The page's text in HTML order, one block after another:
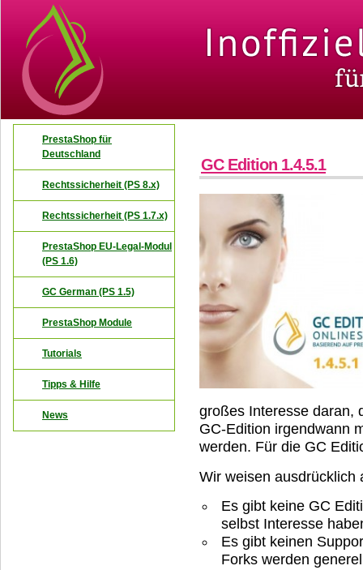
GC Edition 1.4.5.1
großes Interesse daran,
GC-Edition irgendwann
werden. Für die GC
Wir weisen ausdrücklich
Es gibt keine GC
selbst Interesse
Es gibt keinen
Forks werden
PrestaShop für
Deutschland
Rechtssicherheit (PS 8.x)
Rechtssicherheit (PS 1.7.x)
PrestaShop EU-Legal-Modul
(PS 1.6)
GC German (PS 1.5)
PrestaShop Module
Tutorials
Tipps & Hilfe
News